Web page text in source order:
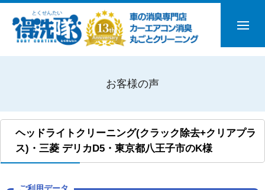
お客様の声
ヘッドライトクリーニング(クラック除去+クリアプラ
ス)・三菱 デリカD5・東京都八王子市のK様
ご利用データ